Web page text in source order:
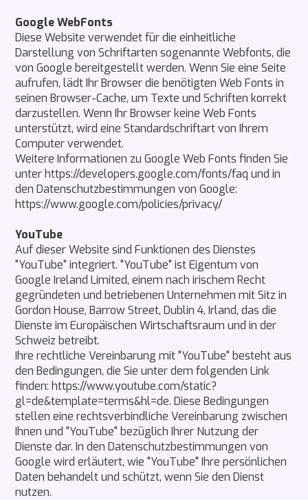
Google WebFonts
Diese Website verwendet für die einheitliche
Darstellung von Schriftarten sogenannte Webfonts, die
von Google bereitgestellt werden. Wenn Sie eine Seite
aufrufen, lädt Ihr Browser die benötigten Web Fonts in
seinen Browser-Cache, um Texte und Schriften korrekt
darzustellen. Wenn Ihr Browser keine Web Fonts
unterstützt, wird eine Standardschriftart von Ihrem
Computer verwendet.
Weitere Informationen zu Google Web Fonts finden Sie
unter https://developers.google.com/fonts/faq und in
den Datenschutzbestimmungen von Google:
https://www.google.com/policies/privacy/
YouTube
Auf dieser Website sind Funktionen des Dienstes
"YouTube" integriert. "YouTube" ist Eigentum von
Google Ireland Limited, einem nach irischem Recht
gegründeten und betriebenen Unternehmen mit Sitz in
Gordon House, Barrow Street, Dublin 4, Irland, das die
Dienste im Europäischen Wirtschaftsraum und in der
Schweiz betreibt.
Ihre rechtliche Vereinbarung mit "YouTube" besteht aus
den Bedingungen, die Sie unter dem folgenden Link
finden: https://www.youtube.com/static?
gl=de&template=terms&hl=de. Diese Bedingungen
stellen eine rechtsverbindliche Vereinbarung zwischen
Ihnen und "YouTube" bezüglich Ihrer Nutzung der
Dienste dar. In den Datenschutzbestimmungen von
Google wird erläutert, wie "YouTube" Ihre persönlichen
Daten behandelt und schützt, wenn Sie den Dienst
nutzen.